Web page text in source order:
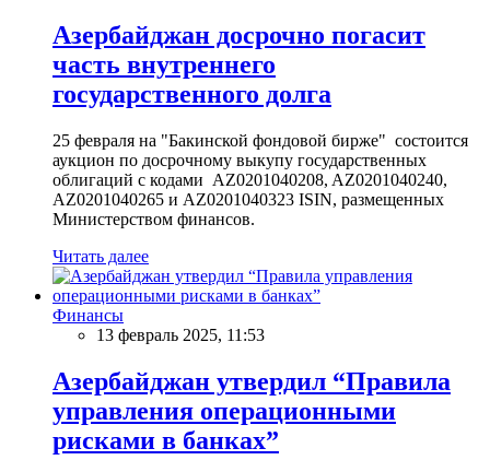
Азербайджан досрочно погасит
часть внутреннего
государственного долга
25 февраля на "Бакинской фондовой бирже" состоится
аукцион по досрочному выкупу государственных
облигаций с кодами AZ0201040208, AZ0201040240,
AZ0201040265 и AZ0201040323 ISIN, размещенных
Министерством финансов.
Читать далее
Финансы
13 февраль 2025, 11:53
Азербайджан утвердил “Правила
управления операционными
рисками в банках”